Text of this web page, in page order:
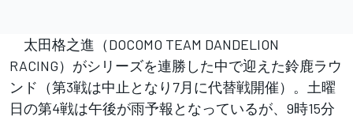
太田格之進（DOCOMO TEAM DANDELION
RACING）がシリーズを連勝した中で迎えた鈴鹿ラウ
ンド（第3戦は中止となり7月に代替戦開催）。土曜
日の第4戦は午後が雨予報となっているが、9時15分